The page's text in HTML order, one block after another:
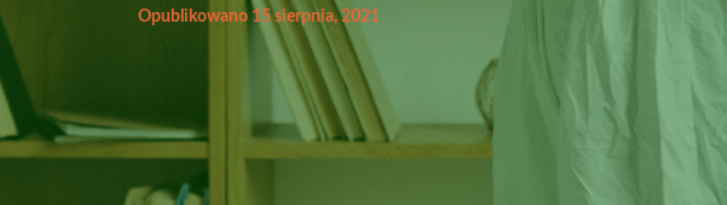
Opublikowano 15 sierpnia, 2021